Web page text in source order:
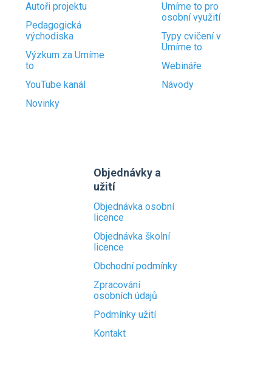
Autoři projektu
Pedagogická
východiska
Výzkum za Umíme
to
YouTube kanál
Novinky
Umíme to pro
osobní využití
Typy cvičení v
Umíme to
Webináře
Návody
Objednávky a
užití
Objednávka osobní
licence
Objednávka školní
licence
Obchodní podmínky
Zpracování
osobních údajů
Podmínky užití
Kontakt